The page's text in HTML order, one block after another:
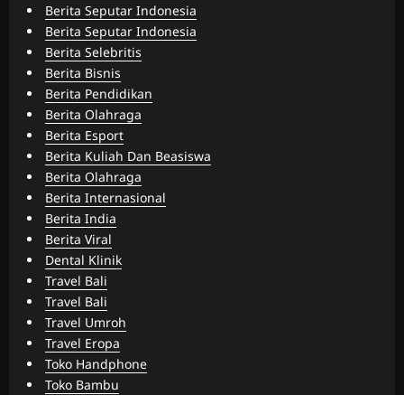
Berita Seputar Indonesia
Berita Seputar Indonesia
Berita Selebritis
Berita Bisnis
Berita Pendidikan
Berita Olahraga
Berita Esport
Berita Kuliah Dan Beasiswa
Berita Olahraga
Berita Internasional
Berita India
Berita Viral
Dental Klinik
Travel Bali
Travel Bali
Travel Umroh
Travel Eropa
Toko Handphone
Toko Bambu